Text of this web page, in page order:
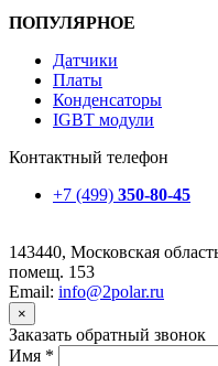
ПОПУЛЯРНОЕ
Датчики
Платы
Конденсаторы
IGBT модули
Контактный телефон
+7 (499) 350-80-45
143440, Московская
помещ. 153
Email: info@2polar.ru
×
Заказать обратный звонок
Имя *